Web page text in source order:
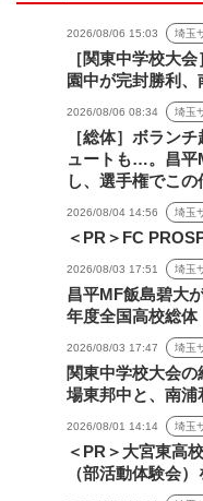
2026/08/06 15:03 埼玉
［関東中学校大
園中が完封勝利
2026/08/06 08:34 埼玉
［総体］ボラン
ュートも…。昌平
し、選手権でこの
2026/08/04 14:56 埼玉
＜PR＞FC
2026/08/03 17:51 埼玉
昌平MF飯島碧大
年度全国高校総体
2026/08/03 17:47 埼玉
関東中学校大会
場東邦中と、南
2026/08/01 14:14 埼玉
＜PR＞大宮東高
（部活動体験会